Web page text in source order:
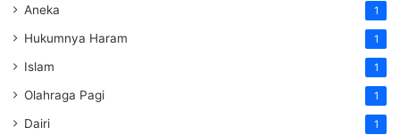
Aneka 1
Hukumnya Haram 1
Islam 1
Olahraga Pagi 1
Dairi 1